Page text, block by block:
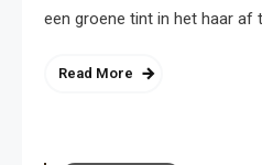
een groene tint in het haar af
Read More